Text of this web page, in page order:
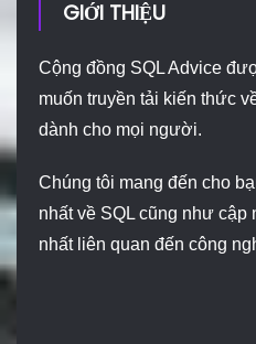
GIỚI THIỆU
Cộng đồng SQL Advice
muốn truyền tải kiến thức
dành cho mọi người.
Chúng tôi mang đến cho
nhất về SQL cũng như
nhất liên quan đến công